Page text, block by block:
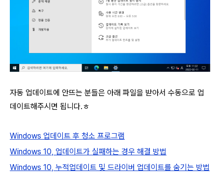
자동 업데이트에 안뜨는 분들은 아래 파일을 받아서 수동으로 업
데이트해주시면 됩니다.ㅎ
Windows 업데이트 후 청소 프로그램
Windows 10, 업데이트가 실패하는 경우 해결 방법
Windows 10, 누적업데이트 및 드라이버 업데이트를 숨기는 방법